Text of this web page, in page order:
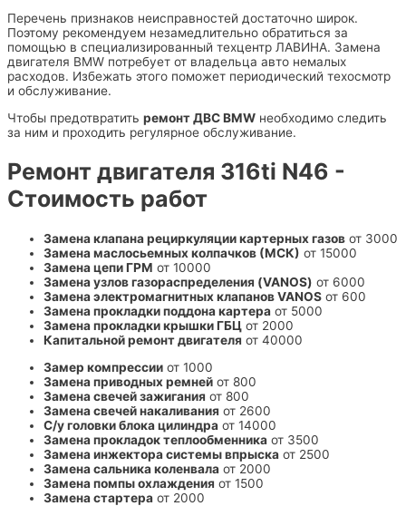
Перечень признаков неисправностей достаточно широк.
Поэтому рекомендуем незамедлительно обратиться за
помощью в специализированный техцентр ЛАВИНА. Замена
двигателя BMW потребует от владельца авто немалых
расходов. Избежать этого поможет периодический техосмотр
и обслуживание.
Чтобы предотвратить ремонт ДВС BMW необходимо следить
за ним и проходить регулярное обслуживание.
Ремонт двигателя 316ti N46 -
Стоимость работ
Замена клапана рециркуляции картерных газов от 3000
Замена маслосьемных колпачков (МСК) от 15000
Замена цепи ГРМ от 10000
Замена узлов газораспределения (VANOS) от 6000
Замена электромагнитных клапанов VANOS от 600
Замена прокладки поддона картера от 5000
Замена прокладки крышки ГБЦ от 2000
Капитальной ремонт двигателя от 40000
Замер компрессии от 1000
Замена приводных ремней от 800
Замена свечей зажигания от 800
Замена свечей накаливания от 2600
С/у головки блока цилиндра от 14000
Замена прокладок теплообменника от 3500
Замена инжектора системы впрыска от 2500
Замена сальника коленвала от 2000
Замена помпы охлаждения от 1500
Замена стартера от 2000